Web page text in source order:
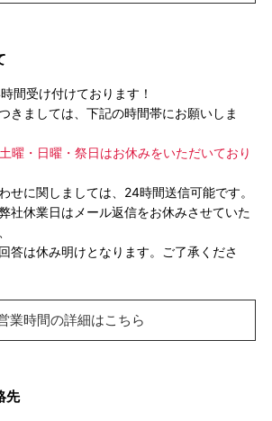
間受け付けております！
きましては、下記の時間帯にお願いしま
曜・日曜・祭日はお休みをいただいており
せに関しましては、24時間送信可能です。
社休業日はメール返信をお休みさせていた
答は休み明けとなります。ご了承くださ
業時間の詳細はこちら
先